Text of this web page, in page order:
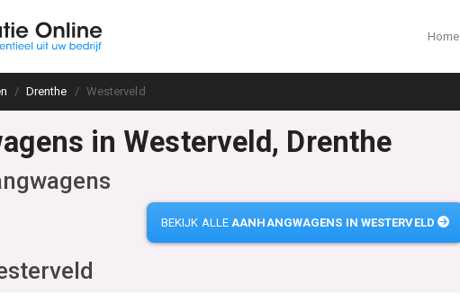
Home
Drenthe Westerveld
in Westerveld, Drenthe
BEKIJK ALLE AANHANGWAGENS IN WESTERVELD